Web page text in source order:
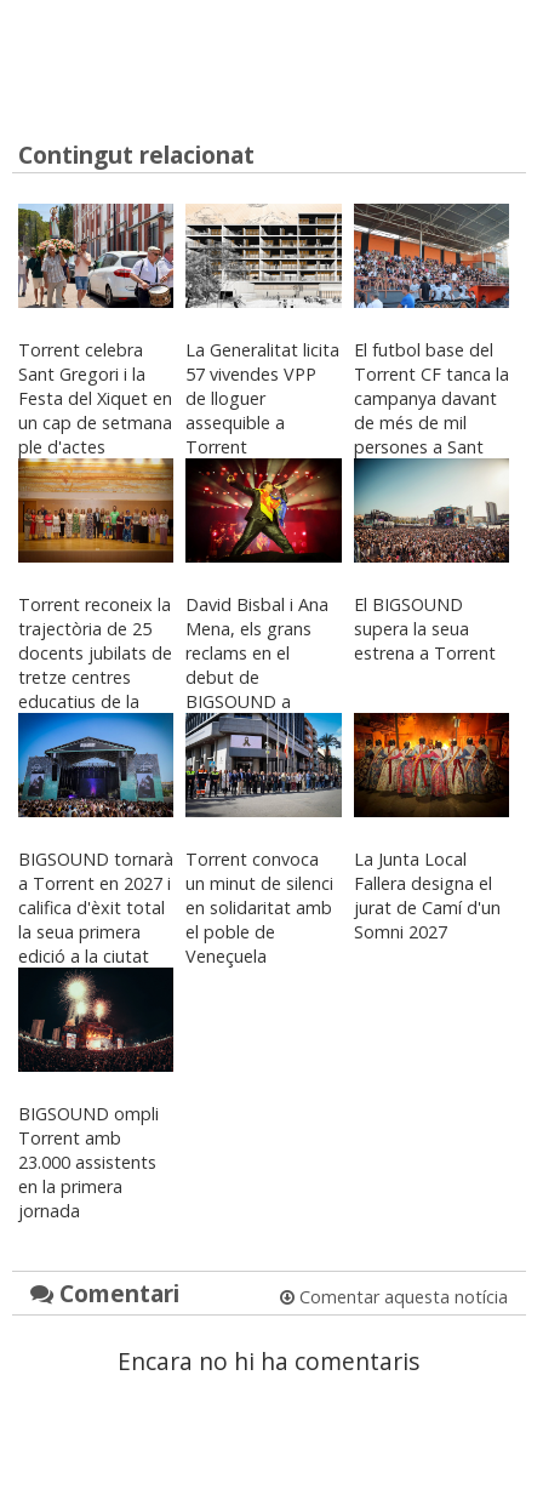
Contingut relacionat
Torrent celebra
Sant Gregori i la
Festa del Xiquet en
un cap de setmana
ple d'actes
La Generalitat licita
57 vivendes VPP
de lloguer
assequible a
Torrent
El futbol base del
Torrent CF tanca la
campanya davant
de més de mil
persones a Sant
Gregori
Torrent reconeix la
trajectòria de 25
docents jubilats de
tretze centres
educatius de la
ciutat
David Bisbal i Ana
Mena, els grans
reclams en el
debut de
BIGSOUND a
Torrent
El BIGSOUND
supera la seua
estrena a Torrent
BIGSOUND tornarà
a Torrent en 2027 i
califica d'èxit total
la seua primera
edició a la ciutat
Torrent convoca
un minut de silenci
en solidaritat amb
el poble de
Veneçuela
La Junta Local
Fallera designa el
jurat de Camí d'un
Somni 2027
BIGSOUND ompli
Torrent amb
23.000 assistents
en la primera
jornada
Comentari Comentar aquesta notícia
Encara no hi ha comentaris